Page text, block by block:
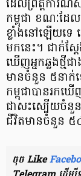
ដែល​ព្រឹត្តិការណ៍​
កម្ពុជា ខណៈ​ដែល​
ខ្លាំង​នៅឡើយ​ទេ
មកនេះ​។ ជាក់ស្ដ
ឃើញ​អ្នក​ឆ្លង​ថ្មី​
មាន​ចំនួន ៥​នាក់​
កម្ពុជា​បាន​រក​ឃ
ជា​សះស្បើយ​ចំនួ
ជីវិត​មាន​ចំនួន ៥
ចុចLike